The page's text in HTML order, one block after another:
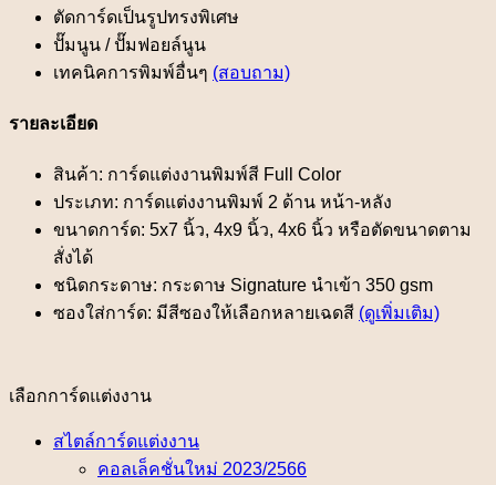
ตัดการ์ดเป็นรูปทรงพิเศษ
ปั๊มนูน / ปั๊มฟอยล์นูน
เทคนิคการพิมพ์อื่นๆ (สอบถาม)
รายละเอียด
สินค้า: การ์ดแต่งงานพิมพ์สี Full Color
ประเภท: การ์ดแต่งงานพิมพ์ 2 ด้าน หน้า-หลัง
ขนาดการ์ด: 5x7 นิ้ว, 4x9 นิ้ว, 4x6 นิ้ว หรือตัดขนาดตาม
สั่งได้
ชนิดกระดาษ: กระดาษ Signature นำเข้า 350 gsm
ซองใส่การ์ด: มีสีซองให้เลือกหลายเฉดสี (ดูเพิ่มเติม)
เลือกการ์ดแต่งงาน
สไตล์การ์ดแต่งงาน
คอลเล็คชั่นใหม่ 2023/2566